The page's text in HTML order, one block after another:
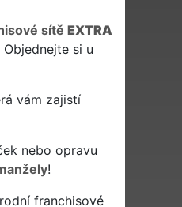
sítě EXTRA
si u
vám zajistí
nebo opravu
!
franchisové